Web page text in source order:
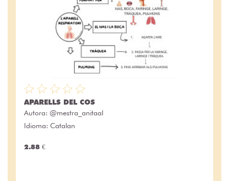
APARELLS DEL COS
Autora: @mestra_anitaal
Idioma: Catalan
2.88 €